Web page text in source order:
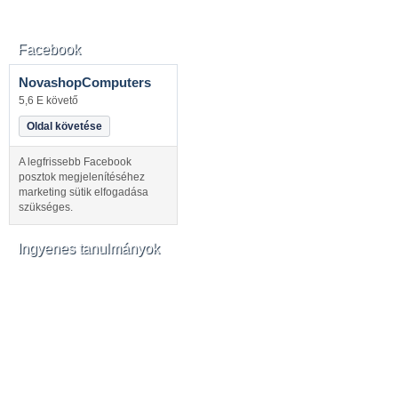
Facebook
NovashopComputers
5,6 E követő
Oldal követése
A legfrissebb Facebook
posztok megjelenítéséhez
marketing sütik elfogadása
szükséges.
Ingyenes tanulmányok